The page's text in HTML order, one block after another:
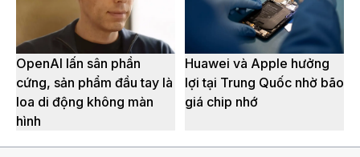
OpenAI lấn sân phần
cứng, sản phẩm đầu tay là
loa di động không màn
hình
Huawei và Apple hưởng
lợi tại Trung Quốc nhờ bão
giá chip nhớ